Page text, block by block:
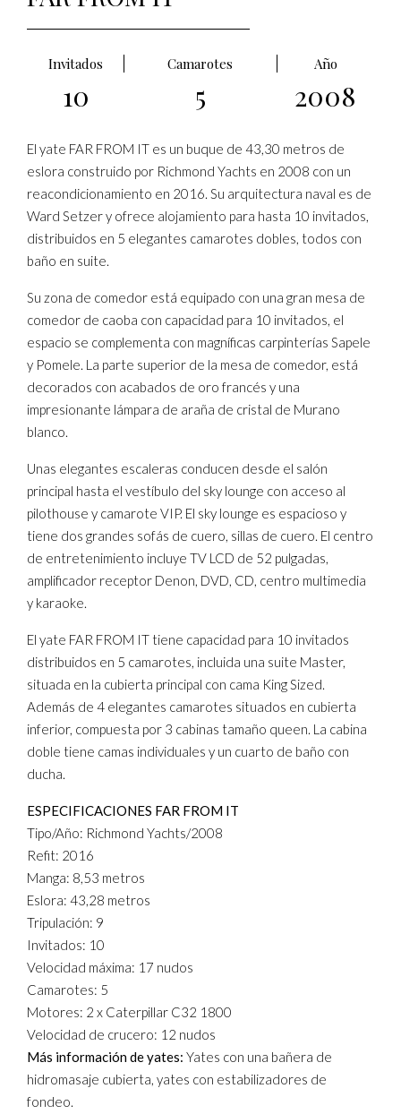
Invitados Camarotes Año
10 5 2008
El yate FAR FROM IT es un buque de 43,30 metros de
eslora construido por Richmond Yachts en 2008 con un
reacondicionamiento en 2016. Su arquitectura naval es de
Ward Setzer y ofrece alojamiento para hasta 10 invitados,
distribuidos en 5 elegantes camarotes dobles, todos con
baño en suite.
Su zona de comedor está equipado con una gran mesa de
comedor de caoba con capacidad para 10 invitados, el
espacio se complementa con magníficas carpinterías Sapele
y Pomele. La parte superior de la mesa de comedor, está
decorados con acabados de oro francés y una
impresionante lámpara de araña de cristal de Murano
blanco.
Unas elegantes escaleras conducen desde el salón
principal hasta el vestíbulo del sky lounge con acceso al
pilothouse y camarote VIP. El sky lounge es espacioso y
tiene dos grandes sofás de cuero, sillas de cuero. El centro
de entretenimiento incluye TV LCD de 52 pulgadas,
amplificador receptor Denon, DVD, CD, centro multimedia
y karaoke.
El yate FAR FROM IT tiene capacidad para 10 invitados
distribuidos en 5 camarotes, incluida una suite Master,
situada en la cubierta principal con cama King Sized.
Además de 4 elegantes camarotes situados en cubierta
inferior, compuesta por 3 cabinas tamaño queen. La cabina
doble tiene camas individuales y un cuarto de baño con
ducha.
ESPECIFICACIONES FAR FROM IT
Tipo/Año: Richmond Yachts/2008
Refit: 2016
Manga: 8,53 metros
Eslora: 43,28 metros
Tripulación: 9
Invitados: 10
Velocidad máxima: 17 nudos
Camarotes: 5
Motores: 2 x Caterpillar C32 1800
Velocidad de crucero: 12 nudos
Más información de yates: Yates con una bañera de
hidromasaje cubierta, yates con estabilizadores de
fondeo.